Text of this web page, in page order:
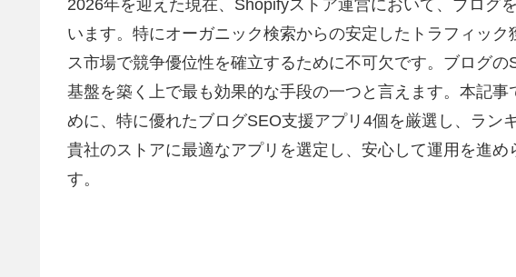
2026年を迎えた現在、Shopifyストア運営において、ブログ
います。特にオーガニック検索からの安定したトラフィッ
ス市場で競争優位性を確立するために不可欠です。ブログ
基盤を築く上で最も効果的な手段の一つと言えます。本記
めに、特に優れたブログSEO支援アプリ4個を厳選し、ラン
貴社のストアに最適なアプリを選定し、安心して運用を進
す。